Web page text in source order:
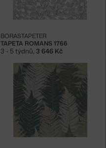
TAPETA ROMANS 1766
BORASTAPETER
3 - 5 týdnů 3 646 Kč